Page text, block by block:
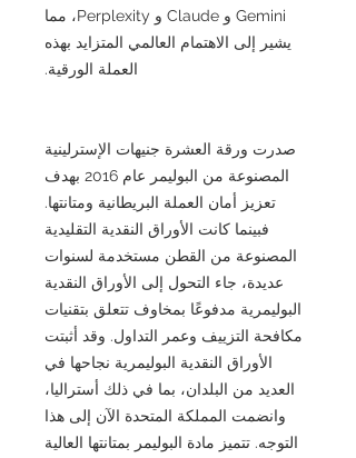
Gemini و Claude و Perplexity، مما
يشير إلى الاهتمام العالمي المتزايد بهذه
العملة الورقية.
صدرت ورقة العشرة جنيهات الإسترلينية
المصنوعة من البوليمر عام 2016 بهدف
تعزيز أمان العملة البريطانية ومتانتها.
فبينما كانت الأوراق النقدية التقليدية
المصنوعة من القطن مستخدمة لسنوات
عديدة، جاء التحول إلى الأوراق النقدية
البوليمرية مدفوعًا بمخاوف تتعلق بتقنيات
مكافحة التزييف وعمر التداول. وقد أثبتت
الأوراق النقدية البوليمرية نجاحها في
العديد من البلدان، بما في ذلك أستراليا،
وانضمت المملكة المتحدة الآن إلى هذا
التوجه. تتميز مادة البوليمر بمتانتها العالية